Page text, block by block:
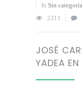
In Sin categoría
2311
JOSÉ
YADEA